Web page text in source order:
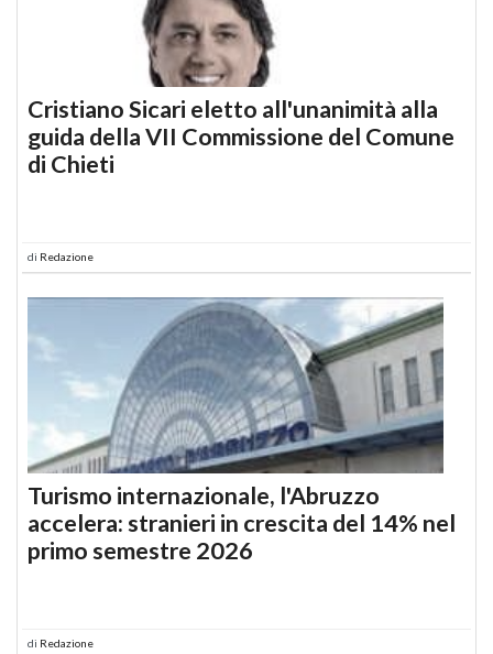
Cristiano Sicari eletto all'unanimità alla
guida della VII Commissione del Comune
di Chieti
di Redazione
Turismo internazionale, l'Abruzzo
accelera: stranieri in crescita del 14% nel
primo semestre 2026
di Redazione